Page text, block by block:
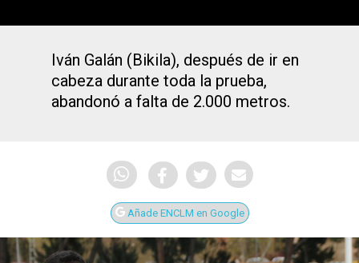
Iván Galán (Bikila), después de ir en
cabeza durante toda la prueba,
abandonó a falta de 2.000 metros.
Añade ENCLM en Google